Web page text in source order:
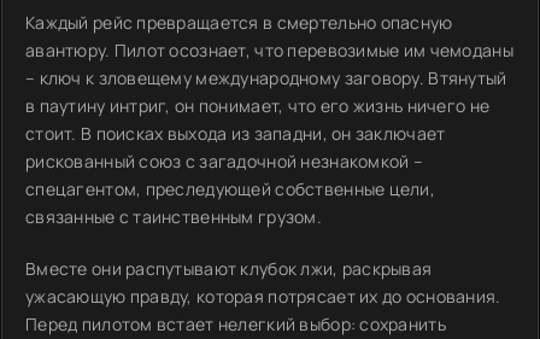
Каждый рейс превращается в смертельно опасную
авантюру. Пилот осознает, что перевозимые им чемоданы
– ключ к зловещему международному заговору. Втянутый
в паутину интриг, он понимает, что его жизнь ничего не
стоит. В поисках выхода из западни, он заключает
рискованный союз с загадочной незнакомкой –
спецагентом, преследующей собственные цели,
связанные с таинственным грузом.
Вместе они распутывают клубок лжи, раскрывая
ужасающую правду, которая потрясает их до основания.
Перед пилотом встает нелегкий выбор: сохранить